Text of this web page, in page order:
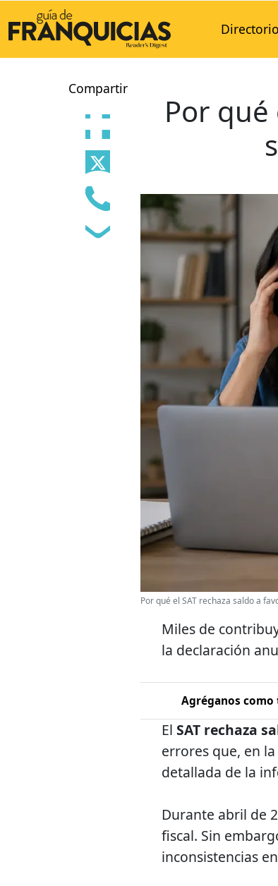
Directorio
Compartir
Por qué
Por qué el SAT rechaza saldo a
Miles de
la declaración
Agréganos
El SAT rechaza
errores que, en
detallada de la
Durante abril de
fiscal. Sin
inconsistencias